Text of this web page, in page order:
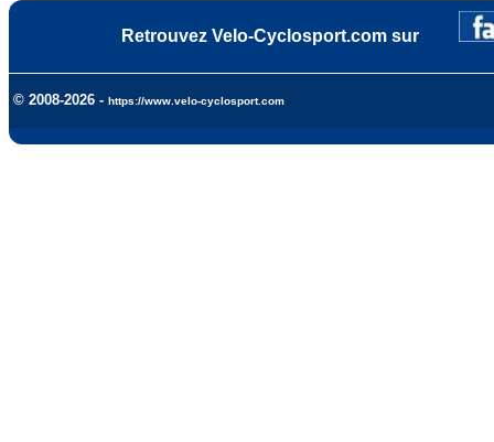
Retrouvez Velo-Cyclosport.com sur
© 2008-2026 - https://www.velo-cyclosport.com